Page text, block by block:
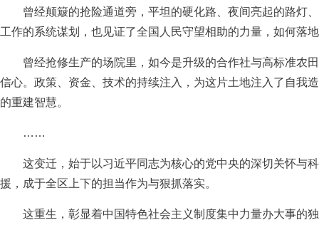
曾经颠簸的抢险通道旁，平坦的硬化路、夜间亮起的路灯
工作的系统谋划，也见证了全国人民守望相助的力量，如何落
曾经抢修生产的场院里，如今是升级的合作社与高标准农
信心。政策、资金、技术的持续注入，为这片土地注入了自我造
的重建智慧。
……
这变迁，始于以习近平同志为核心的党中央的深切关怀与科
援，成于全区上下的担当作为与狠抓落实。
这重生，彰显着中国特色社会主义制度集中力量办大事的